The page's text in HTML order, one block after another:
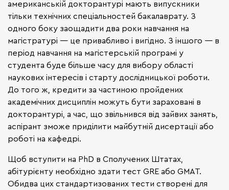
американській докторантурі мають випускники
тільки технічних спеціальностей бакалаврату. З
одного боку заощадити два роки навчання на
магістратурі — це привабливо і вигідно. З іншого — в
період навчання на магістерській програмі у
студента буде більше часу для вибору області
наукових інтересів і старту дослідницької роботи.
До того ж, кредити за частиною пройдених
академічних дисциплін можуть бути зараховані в
докторантурі, а час, що звільнився від зайвих занять,
аспірант зможе приділити майбутній дисертації або
роботі на кафедрі.
Щоб вступити на PhD в Сполучених Штатах,
абітурієнту необхідно здати тест GRE або GMAT.
Обидва цих стандартизованих тести створені для